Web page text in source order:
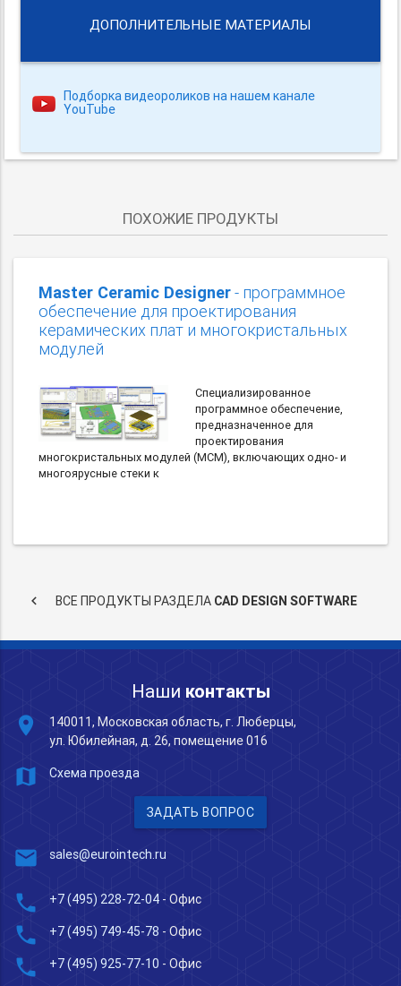
ДОПОЛНИТЕЛЬНЫЕ МАТЕРИАЛЫ
Подборка видеороликов на нашем канале
YouTube
ПОХОЖИЕ ПРОДУКТЫ
Master Ceramic Designer- программное
обеспечение для проектирования
керамических плат и многокристальных
модулей
Специализированное
программное обеспечение,
предназначенное для
проектирования
многокристальных модулей (MCM), включающих одно- и
многоярусные стеки к
keyboard_arrow_left ВСЕ ПРОДУКТЫ РАЗДЕЛА CAD DESIGN SOFTWARE
Наши контакты
place
140011, Московская область, г. Люберцы,
ул. Юбилейная, д. 26, помещение 016
map Схема проезда
ЗАДАТЬ ВОПРОС
mail sales@eurointech.ru
phone +7 (495) 228-72-04 - Офис
phone +7 (495) 749-45-78 - Офис
phone +7 (495) 925-77-10 - Офис